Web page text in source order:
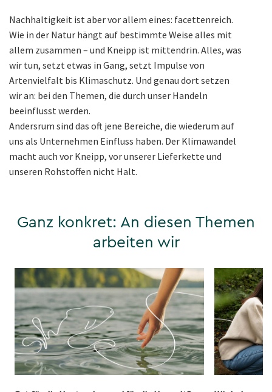
Nachhaltigkeit ist aber vor allem eines: facettenreich.
Wie in der Natur hängt auf bestimmte Weise alles mit
allem zusammen – und Kneipp ist mittendrin. Alles, was
wir tun, setzt etwas in Gang, setzt Impulse von
Artenvielfalt bis Klimaschutz. Und genau dort setzen
wir an: bei den Themen, die durch unser Handeln
beeinflusst werden.
Andersrum sind das oft jene Bereiche, die wiederum auf
uns als Unternehmen Einfluss haben. Der Klimawandel
macht auch vor Kneipp, vor unserer Lieferkette und
unseren Rohstoffen nicht Halt.
Ganz konkret: An diesen Themen
arbeiten wir